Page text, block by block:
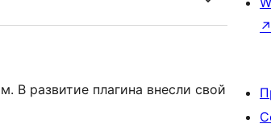
развитие плагина внесли свой
↗